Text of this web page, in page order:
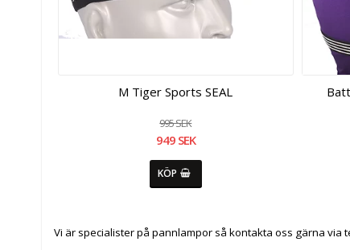
M Tiger Sports SEAL
995 SEK
949 SEK
KÖP
Vi är specialister på pannlampor så kontakta oss gärna